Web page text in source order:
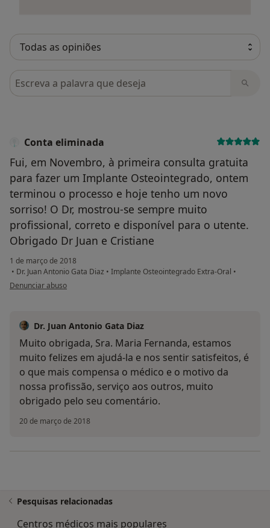
Pesquisar em opiniões
Conta eliminada
Fui, em Novembro, à primeira consulta gratuita
para fazer um Implante Osteointegrado, ontem
terminou o processo e hoje tenho um novo
sorriso! O Dr, mostrou-se sempre muito
profissional, correto e disponível para o utente.
Obrigado Dr Juan e Cristiane
1 de março de 2018
• Dr. Juan Antonio Gata Diaz • Implante Osteointegrado Extra-Oral •
na opinião do utilizador Conta eliminada
Denunciar abuso
Dr. Juan Antonio Gata Diaz
Muito obrigada, Sra. Maria Fernanda, estamos
muito felizes em ajudá-la e nos sentir satisfeitos, é
o que mais compensa o médico e o motivo da
nossa profissão, serviço aos outros, muito
obrigado pelo seu comentário.
20 de março de 2018
Pesquisas relacionadas
Centros médicos mais populares